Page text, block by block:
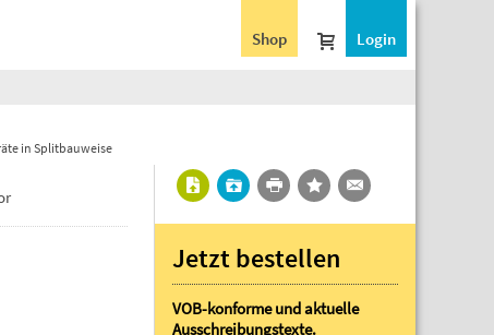
Login
Shop
in Splitbauweise
Jetzt bestellen
VOB-konforme und aktuelle
Ausschreibungstexte.